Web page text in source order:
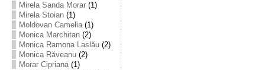
Mirela Sanda Morar(1)
Mirela Stoian(1)
Moldovan Camelia(1)
Monica Marchitan(2)
Monica Ramona Laslău(2)
Monica Răveanu(2)
Morar Cipriana(1)